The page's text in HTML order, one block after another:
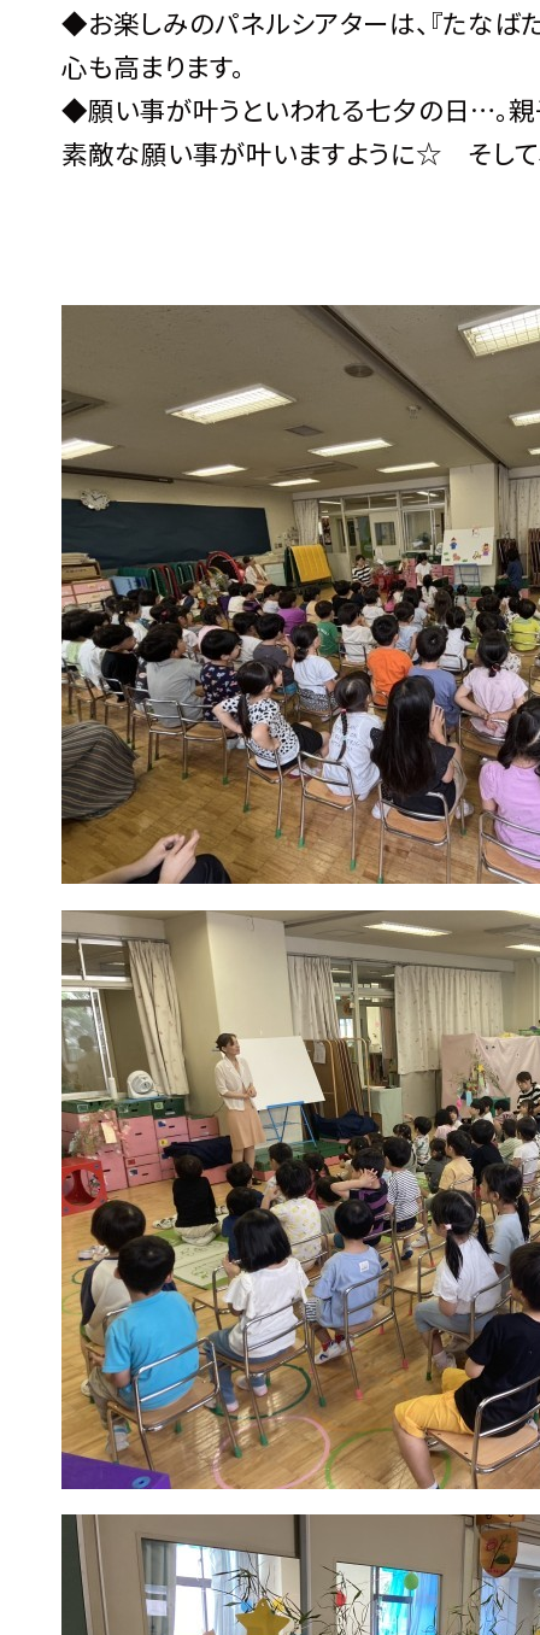
◆お楽しみのパネルシアターは、『たなば
心も高まります。
◆願い事が叶うといわれる七夕の日…。親
素敵な願い事が叶いますように☆ そして